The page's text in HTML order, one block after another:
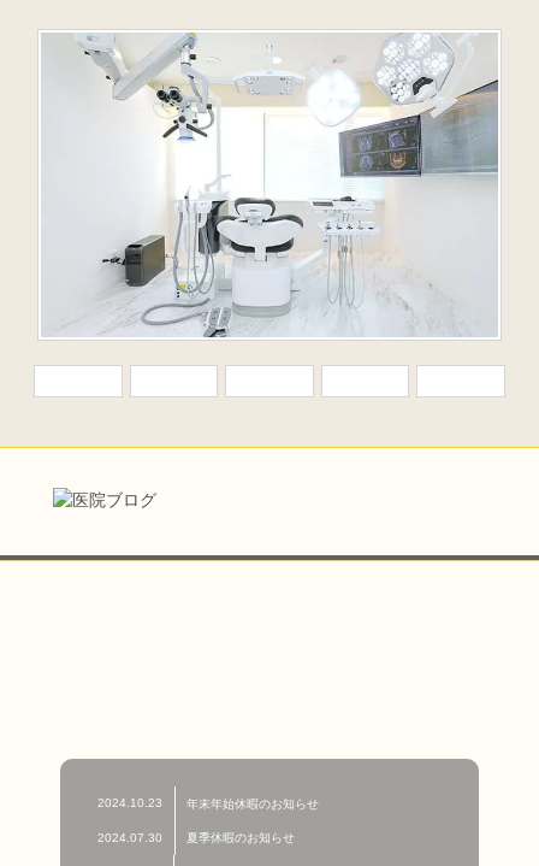
2024.10.23 年末年始休暇のお知らせ
2024.07.30 夏季休暇のお知らせ